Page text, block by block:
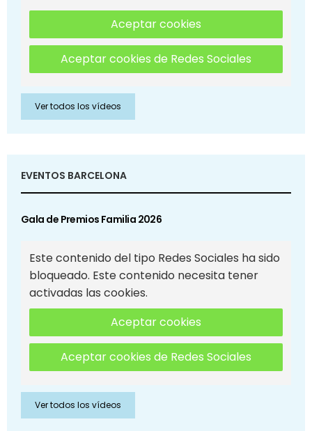
Aceptar cookies
Aceptar cookies de Redes Sociales
Ver todos los vídeos
EVENTOS BARCELONA
Gala de Premios Familia 2026
Este contenido del tipo Redes Sociales ha sido
bloqueado. Este contenido necesita tener
activadas las cookies.
Aceptar cookies
Aceptar cookies de Redes Sociales
Ver todos los vídeos